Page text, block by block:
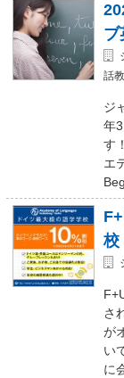
ブ
話
ジ
年
す
エ
校
さ
が
い
に